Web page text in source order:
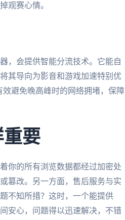
观赛心情。
，会提供智能分流技术。它能自
其导向为影音和游戏加速特别优
避免晚高峰时的网络拥堵，保障
重要
你的所有浏览数据都经过加密处
篡改。另一方面，售后服务与实
不知所措？这时，一个能提供
安心，问题得以迅速解决，不错